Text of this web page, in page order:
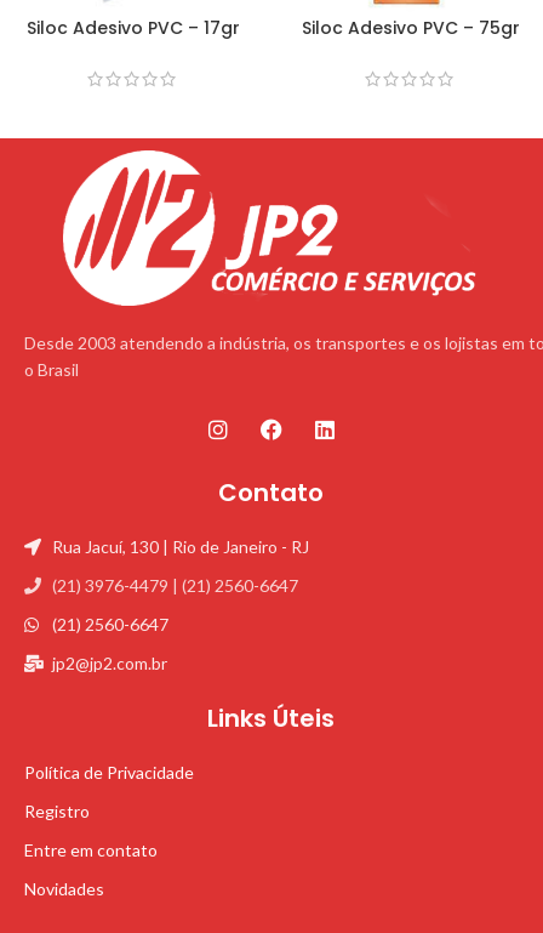
Siloc Adesivo PVC – 17gr Siloc Adesivo PVC – 75gr
Desde 2003 atendendo a indústria, os transportes e os lojistas em
o Brasil
Contato
Rua Jacuí, 130 | Rio de Janeiro - RJ
(21) 3976-4479 | (21) 2560-6647
(21) 2560-6647
jp2@jp2.com.br
Links Úteis
Política de Privacidade
Registro
Entre em contato
Novidades